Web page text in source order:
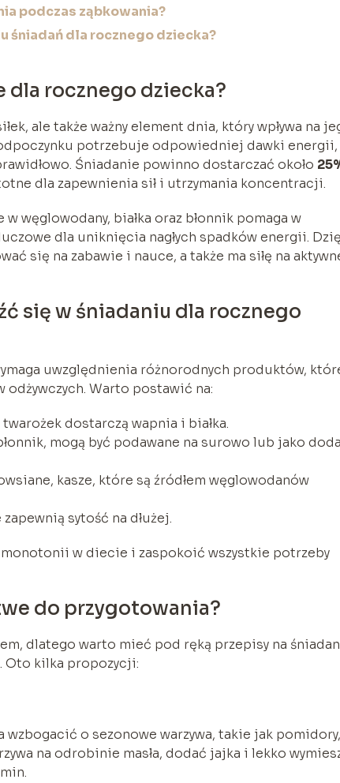
podczas ząbkowania?
śniadań dla rocznego dziecka?
dla rocznego dziecka?
ale także ważny element dnia, który wpływa na
potrzebuje odpowiedniej dawki energii,
Śniadanie powinno dostarczać około
dla zapewnienia sił i utrzymania koncentracji.
w węglowodany, białka oraz błonnik pomaga w
dla uniknięcia nagłych spadków energii.
się na zabawie i nauce, a także ma siłę na
się w śniadaniu dla rocznego
uwzględnienia różnorodnych produktów,
odżywczych. Warto postawić na:
dostarczą wapnia i białka.
mogą być podawane na surowo lub jako
kasze, które są źródłem węglowodanów
sytość na dłużej.
w diecie i zaspokoić wszystkie potrzeby
do przygotowania?
dlatego warto mieć pod ręką przepisy na
Oto kilka propozycji:
o sezonowe warzywa, takie jak pomidory,
na odrobinie masła, dodać jajka i lekko